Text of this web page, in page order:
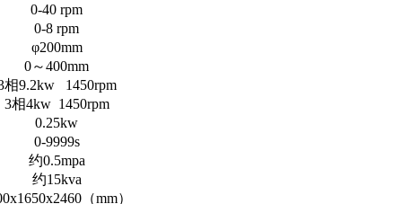
0-40 rpm
0-8 rpm
φ200mm
0～400mm
相9.2kw 1450rpm
3相4kw 1450rpm
0.25kw
0-9999s
约0.5mpa
约15kva
（mm）